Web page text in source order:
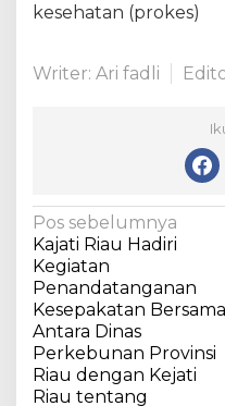
kesehatan (prokes)
Writer: Ari fadli
N
a
v
i
g
a
Pos sebelumnya
Kajati Riau Hadiri
Kegiatan
Penandatanganan
Kesepakatan Bersama
Antara Dinas
Perkebunan Provinsi
Riau dengan Kejati
Riau tentang